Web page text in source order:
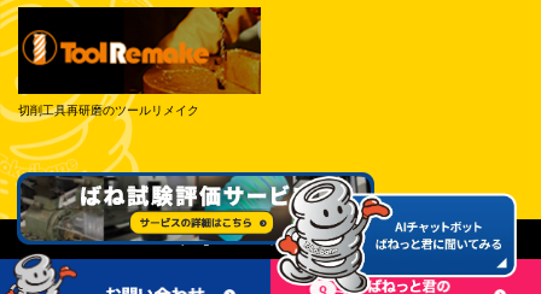
切削工具再研磨のツールリメイク
© Tokai Spring Industries, Inc. All Rights Reserved.